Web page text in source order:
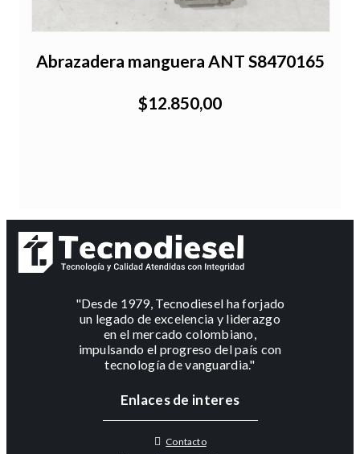
Abrazadera manguera ANT S8470165
$12.850,00
"Desde 1979, Tecnodiesel ha forjado
un legado de excelencia y liderazgo
en el mercado colombiano,
impulsando el progreso del país con
tecnología de vanguardia."
Enlaces de interes
Contacto